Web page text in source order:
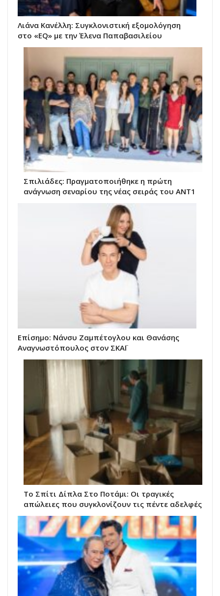
Λιάνα Κανέλλη: Συγκλονιστική εξομολόγηση
στο «EQ» με την Έλενα Παπαβασιλείου
Σπιλιάδες: Πραγματοποιήθηκε η πρώτη
ανάγνωση σεναρίου της νέας σειράς του ΑΝΤ1
Επίσημο: Νάνσυ Ζαμπέτογλου και Θανάσης
Αναγνωστόπουλος στον ΣΚΑΪ
Το Σπίτι Δίπλα Στο Ποτάμι: Οι τραγικές
απώλειες που συγκλονίζουν τις πέντε αδελφές